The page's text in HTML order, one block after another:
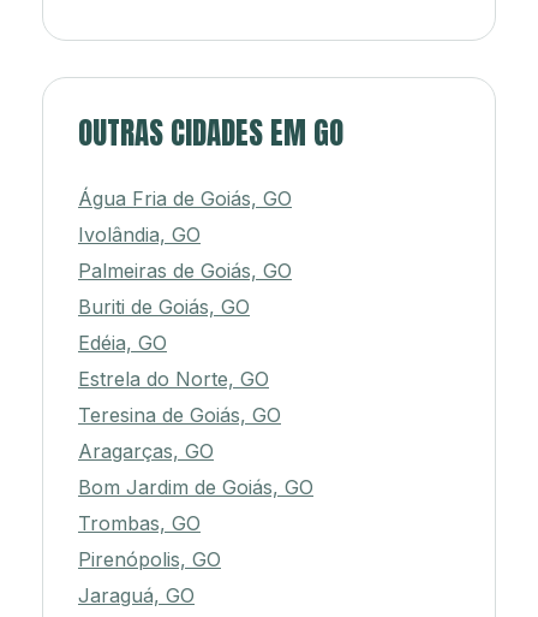
OUTRAS CIDADES EM GO
Água Fria de Goiás, GO
Ivolândia, GO
Palmeiras de Goiás, GO
Buriti de Goiás, GO
Edéia, GO
Estrela do Norte, GO
Teresina de Goiás, GO
Aragarças, GO
Bom Jardim de Goiás, GO
Trombas, GO
Pirenópolis, GO
Jaraguá, GO